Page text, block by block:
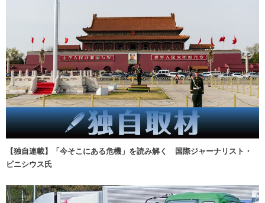
【独自連載】「今そこにある危機」を読み解く 国際ジャーナリスト・
ビニシウス氏